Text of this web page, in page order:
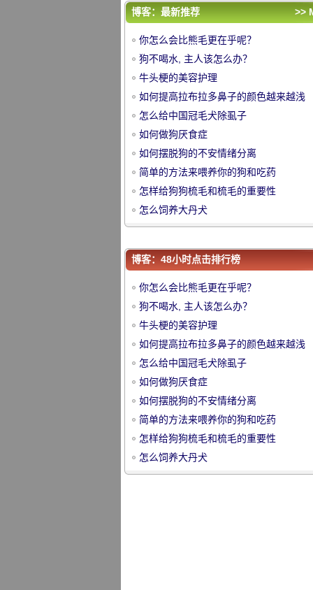
中
华
宠
评论排行
如何提高拉布拉多鼻子的颜色越来越浅
怎么给中国冠毛犬除虱子
如何做狗厌食症
如何摆脱狗的不安情绪分离
简单的方法来喂养你的狗和吃药
怎样给狗狗梳毛和梳毛的重要性
怎么饲养大丹犬
博客：最新推荐 >>
你怎么会比熊毛更在乎呢？
狗不喝水, 主人该怎么办？
牛头梗的美容护理
如何提高拉布拉多鼻子的颜色越来越浅
怎么给中国冠毛犬除虱子
如何做狗厌食症
如何摆脱狗的不安情绪分离
简单的方法来喂养你的狗和吃药
怎样给狗狗梳毛和梳毛的重要性
怎么饲养大丹犬
博客：48小时点击排行榜
你怎么会比熊毛更在乎呢？
狗不喝水, 主人该怎么办？
牛头梗的美容护理
如何提高拉布拉多鼻子的颜色越来越浅
怎么给中国冠毛犬除虱子
如何做狗厌食症
如何摆脱狗的不安情绪分离
简单的方法来喂养你的狗和吃药
怎样给狗狗梳毛和梳毛的重要性
怎么饲养大丹犬